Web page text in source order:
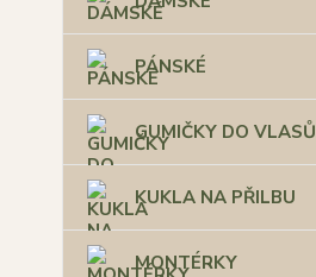
PÁNSKÉ
GUMIČKY DO VLASŮ
KUKLA NA PŘILBU
MONTÉRKY